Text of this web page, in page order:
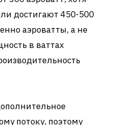
достигают 450-500
аэроватты, а не
в ваттах
потоку, поэтому